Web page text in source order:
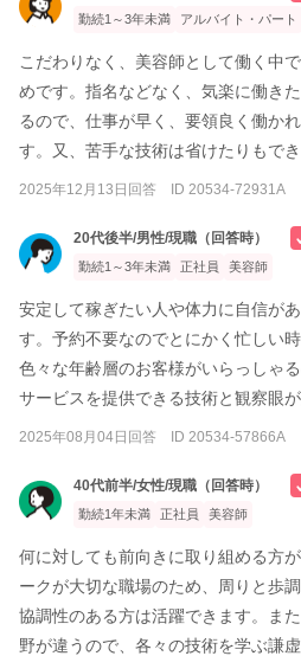
勤続1～3年未満
アルバイト・パート
こだわりなく、美容師として働く中
めです。指名などなく、気楽に働き
るので、仕事が早く、要領良く働か
す。又、苦手な技術は省けたりもで
2025年12月13日回答 ID 20534-72931A
20代後半/男性/現職（回答時）
勤続1～3年未満
正社員 美容師
安定して稼ぎたい人や体力に自信が
す。予約不要なのでとにかく忙しい
色々な年齢層のお客様がいらっしゃ
サービスを提供できる技術と観察眼が
2025年08月04日回答 ID 20534-57866A
40代前半/女性/現職（回答時）
勤続1年未満
正社員 美容師
何に対しても前向きに取り組める方
ークが大切な職場のため、周りと歩
協調性のある方は活躍できます。ま
野が違うので、各々の技術を学ぶ謙